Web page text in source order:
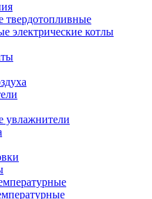
твердотопливные
электрические котлы
увлажнители